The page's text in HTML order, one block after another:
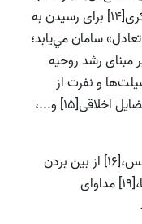
دو روش نهضت علمى[13] و نهضت فكرى[14] براى رسيدن به
سامان مي‌يابد؛
مبناى رشد روحيه
و نفرت از
رذايل، پرورش اراده براى عملى كردن فضايل اخلاقى[15] و...،
ـ ريشه‌كنى رذايل اخلاقى (مبارزه با هواى نفس،[16] از بين بردن
بدعت‌ها،[17] نهى از منكرها،[18] رفع كينه‌ها،[19] مداواى